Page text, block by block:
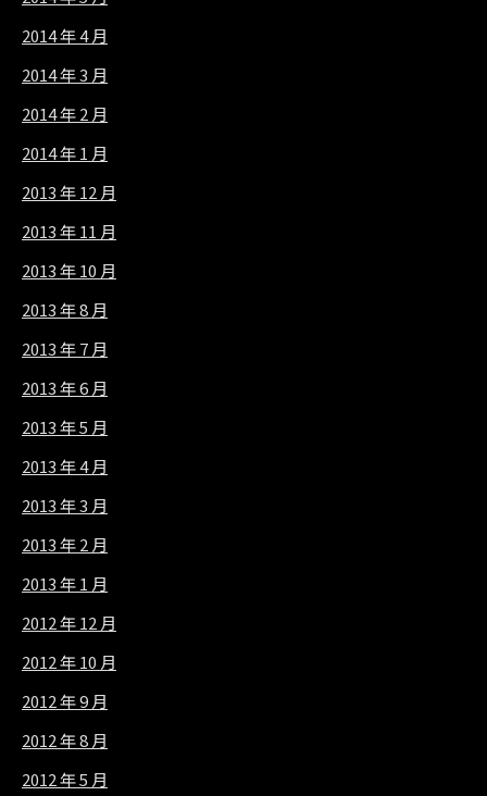
2014 年 4 月
2014 年 3 月
2014 年 2 月
2014 年 1 月
2013 年 12 月
2013 年 11 月
2013 年 10 月
2013 年 8 月
2013 年 7 月
2013 年 6 月
2013 年 5 月
2013 年 4 月
2013 年 3 月
2013 年 2 月
2013 年 1 月
2012 年 12 月
2012 年 10 月
2012 年 9 月
2012 年 8 月
2012 年 5 月